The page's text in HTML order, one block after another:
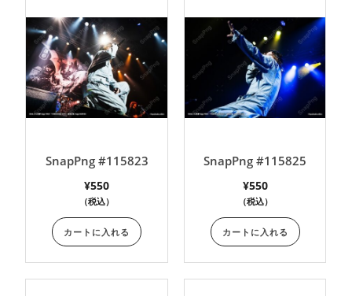
SnapPng #115823
¥550
（税込）
カートに入れる
SnapPng #115825
¥550
（税込）
カートに入れる